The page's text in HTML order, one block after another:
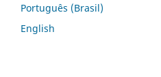
Português (Brasil)
English